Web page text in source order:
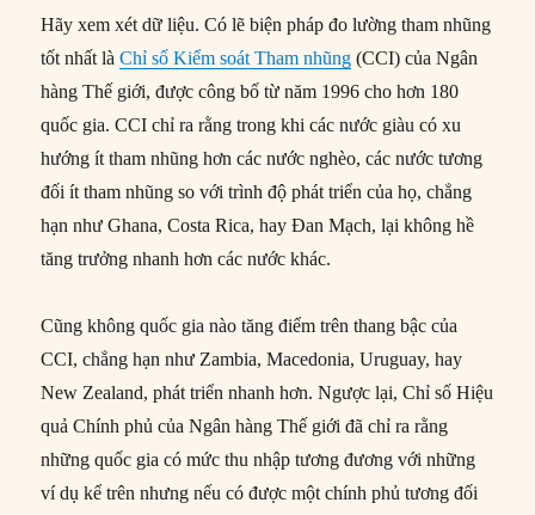
Hãy xem xét dữ liệu. Có lẽ biện pháp đo lường tham nhũng
tốt nhất làChỉ số Kiểm soát Tham nhũng (CCI) của Ngân
hàng Thế giới, được công bố từ năm 1996 cho hơn 180
quốc gia. CCI chỉ ra rằng trong khi các nước giàu có xu
hướng ít tham nhũng hơn các nước nghèo, các nước tương
đối ít tham nhũng so với trình độ phát triển của họ, chẳng
hạn như Ghana, Costa Rica, hay Đan Mạch, lại không hề
tăng trưởng nhanh hơn các nước khác.
Cũng không quốc gia nào tăng điểm trên thang bậc của
CCI, chẳng hạn như Zambia, Macedonia, Uruguay, hay
New Zealand, phát triển nhanh hơn. Ngược lại, Chỉ số Hiệu
quả Chính phủ của Ngân hàng Thế giới đã chỉ ra rằng
những quốc gia có mức thu nhập tương đương với những
ví dụ kể trên nhưng nếu có được một chính phủ tương đối